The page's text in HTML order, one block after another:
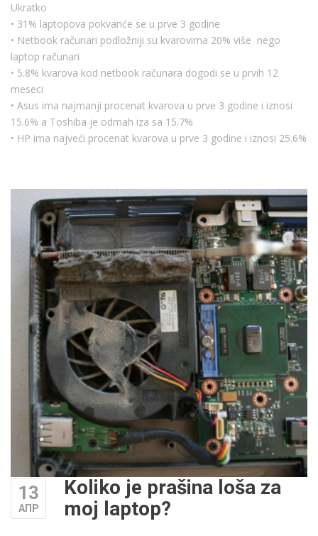
Ukratko
• 31% laptopova pokvariće se u prve 3 godine
• Netbook računari podložniji su kvarovima 20% više nego
laptop računari
• 5.8% kvarova kod netbook računara dogodi se u prvih 12
meseci
• Asus ima najmanji procenat kvarova u prve 3 godine i iznosi
15.6% a Toshiba je odmah iza sa 15.7%
• HP ima najveći procenat kvarova u prve 3 godine i iznosi 25.6%
13
АПР
Koliko je prašina loša za
moj laptop?